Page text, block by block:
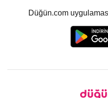
Düğün.com